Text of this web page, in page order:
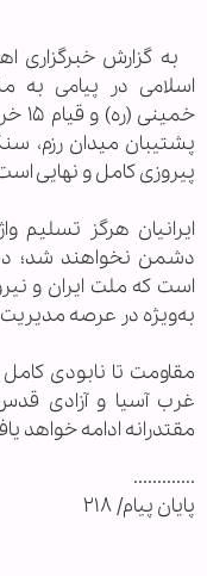
به گزارش خبرگزاری
اسلامی در پیامی به
پشتیبان میدان رزم،
پیروزی کامل و نهایی
ایرانیان هرگز تسلیم
دشمن نخواهند شد؛
است که ملت ایران و
به‌ویژه در عرصه
مقاومت تا نابودی کامل
غرب آسیا و آزادی
مقتدرانه ادامه خواهد
.............
پایان پیام/ ۲۱۸